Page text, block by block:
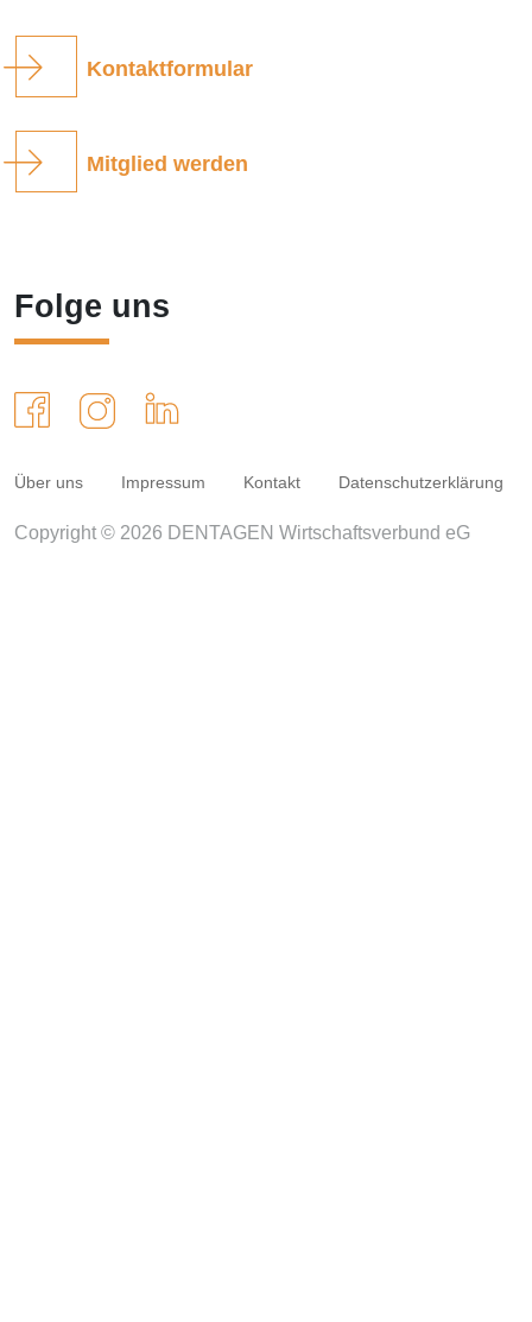
Kontaktformular
Mitglied werden
Folge uns
Über uns Impressum Kontakt Datenschutzerklärung
Copyright © 2026 DENTAGEN Wirtschaftsverbund eG